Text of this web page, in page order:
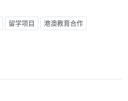
留学项目 港澳教育合作